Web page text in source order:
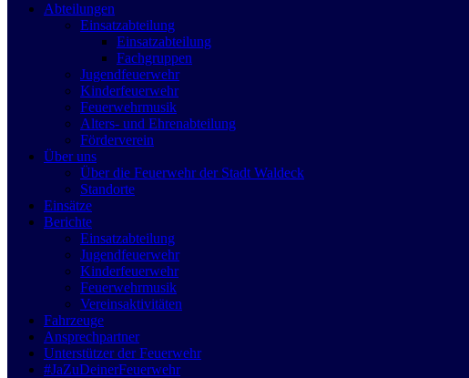
Abteilungen
Einsatzabteilung
Einsatzabteilung
Fachgruppen
Jugendfeuerwehr
Kinderfeuerwehr
Feuerwehrmusik
Alters- und Ehrenabteilung
Förderverein
Über uns
Über die Feuerwehr der Stadt Waldeck
Standorte
Einsätze
Berichte
Einsatzabteilung
Jugendfeuerwehr
Kinderfeuerwehr
Feuerwehrmusik
Vereinsaktivitäten
Fahrzeuge
Ansprechpartner
Unterstützer der Feuerwehr
#JaZuDeinerFeuerwehr